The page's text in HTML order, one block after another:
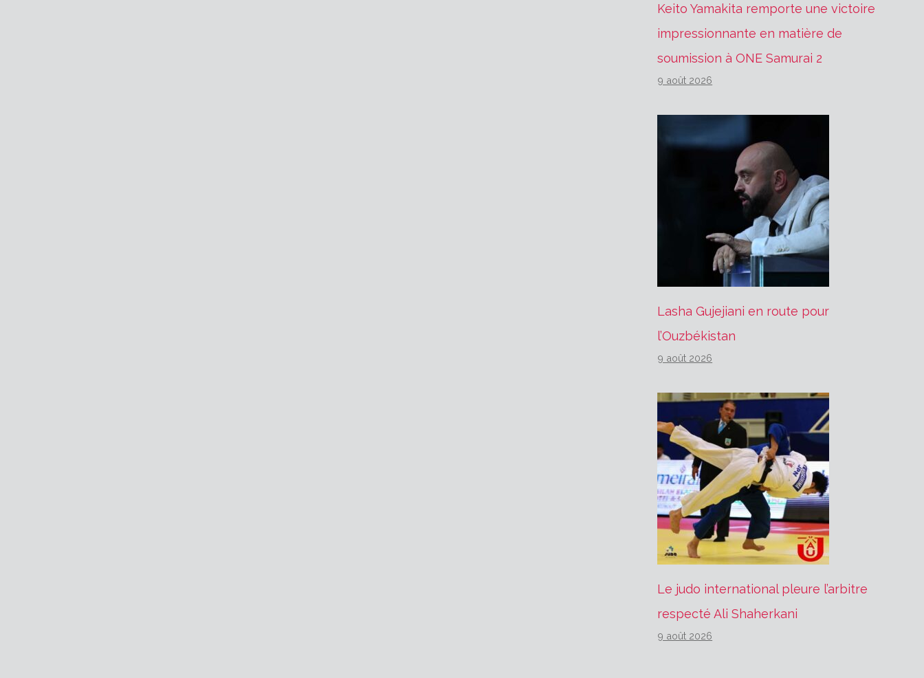
Keito Yamakita remporte une victoire
impressionnante en matière de
soumission à ONE Samurai 2
9 août 2026
Lasha Gujejiani en route pour
l’Ouzbékistan
9 août 2026
Le judo international pleure l’arbitre
respecté Ali Shaherkani
9 août 2026